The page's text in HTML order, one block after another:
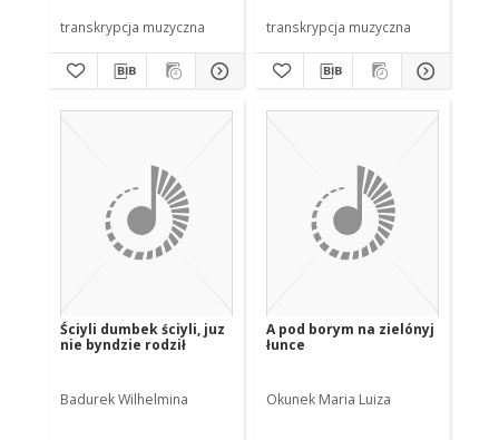
transkrypcja muzyczna transkrypcja muzyczna
Ściyli dumbek ściyli, juz
nie byndzie rodził
Badurek Wilhelmina
A pod borym na zielónyj
łunce
Okunek Maria Luiza